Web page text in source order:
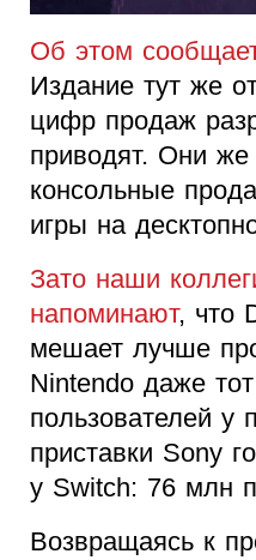
Об этом
Издание тут же
цифр продаж
приводят. Они
консольные
игры на
Зато наши
напоминают, что
мешает лучше
Nintendo даже
пользователей у
приставки Sony
у Switch: 76 млн
Возвращаясь к